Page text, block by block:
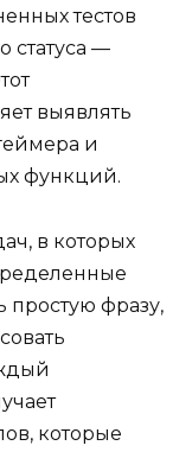
тестов
статуса —
выявлять
и
функций.
в которых
простую фразу,
которые